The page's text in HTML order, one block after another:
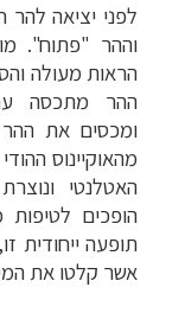
לפני יציאה
וההר "פתוח".
הראות מעולה
ההר מתכסה
ומכסים את
מהאוקיינוס
האטלנטי
הופכים
תופעה ייחודית
אשר קלטו את